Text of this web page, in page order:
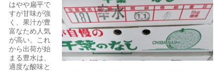
はやや扁平で
すが甘味が強
く、果汁が豊
富なため人気
が高い。これ
から出荷が始
まる豊水は、
適度な酸味と